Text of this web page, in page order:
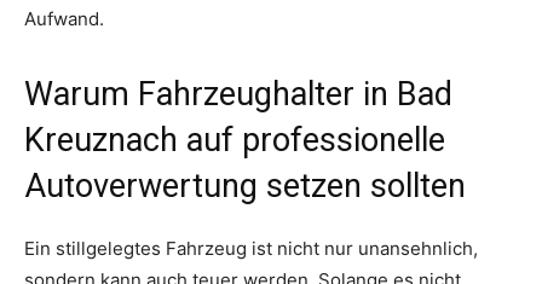
Aufwand.
Warum Fahrzeughalter in Bad
Kreuznach auf professionelle
Autoverwertung setzen sollten
Ein stillgelegtes Fahrzeug ist nicht nur unansehnlich,